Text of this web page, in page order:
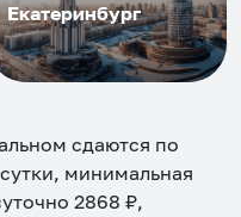
Екатеринбург
сдаются по
минимальная
2868 ₽,